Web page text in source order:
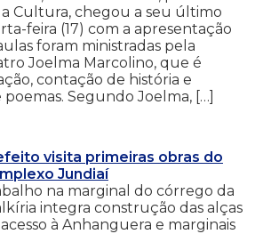
Cultura, chegou a seu último
feira (17) com a apresentação
foram ministradas pela
Joelma Marcolino, que é
contação de história e
Segundo Joelma, […]
visita primeiras obras do
Jundiaí
na marginal do córrego da
integra construção das alças
à Anhanguera e marginais